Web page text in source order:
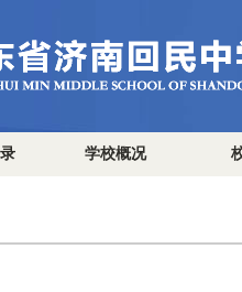
学校概况